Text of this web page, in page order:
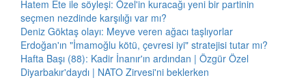
Hatem Ete ile söyleşi: Özel'in kuracağı yeni bir partinin
seçmen nezdinde karşılığı var mı?
Deniz Göktaş olayı: Meyve veren ağacı taşlıyorlar
Erdoğan'ın "İmamoğlu kötü, çevresi iyi" stratejisi tutar mı?
Hafta Başı (88): Kadir İnanır'ın ardından | Özgür Özel
Diyarbakır'daydı | NATO Zirvesi'ni beklerken